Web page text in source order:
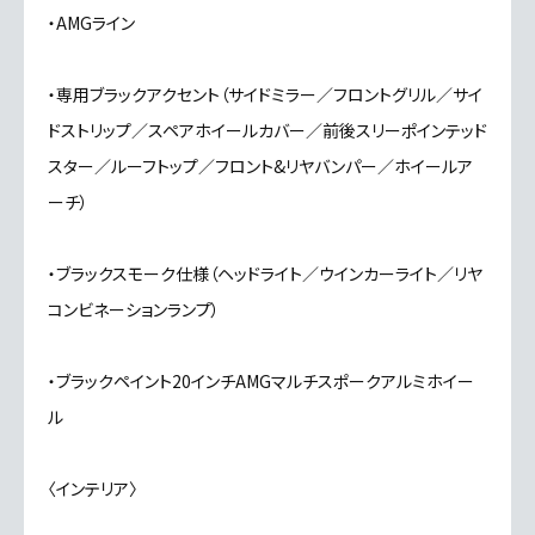
・AMGライン
・専用ブラックアクセント（サイドミラー／フロントグリル／サイ
ドストリップ／スペアホイールカバー／前後スリーポインテッド
スター／ルーフトップ／フロント&リヤバンパー／ホイールア
ーチ）
・ブラックスモーク仕様（ヘッドライト／ウインカーライト／リヤ
コンビネーションランプ）
・ブラックペイント20インチAMGマルチスポークアルミホイー
ル
〈インテリア〉